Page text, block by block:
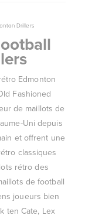
Drillers
Edmonton
Fashioned
de maillots de
Uni depuis
et offrent une
classiques
rétro des
de football
joueurs bien
ten Cate, Lex